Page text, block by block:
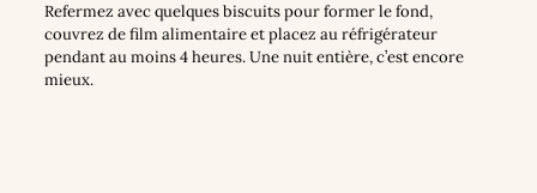
Refermez avec quelques biscuits pour former le fond,
couvrez de film alimentaire et placez au réfrigérateur
pendant au moins 4 heures. Une nuit entière, c’est encore
mieux.